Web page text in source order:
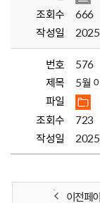
조회수
666
작성일
번호
576
제목
5월
파일
조회수
723
작성일
이전 페